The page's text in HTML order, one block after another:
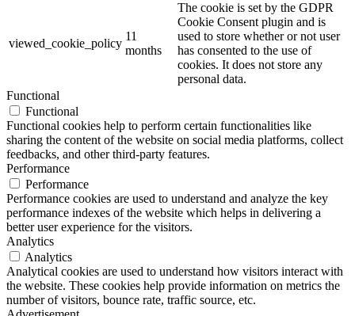
viewed_cookie_policy
11
months
The cookie is set by the GDPR
Cookie Consent plugin and is
used to store whether or not user
has consented to the use of
cookies. It does not store any
personal data.
Functional
Functional
Functional cookies help to perform certain functionalities like
sharing the content of the website on social media platforms, collect
feedbacks, and other third-party features.
Performance
Performance
Performance cookies are used to understand and analyze the key
performance indexes of the website which helps in delivering a
better user experience for the visitors.
Analytics
Analytics
Analytical cookies are used to understand how visitors interact with
the website. These cookies help provide information on metrics the
number of visitors, bounce rate, traffic source, etc.